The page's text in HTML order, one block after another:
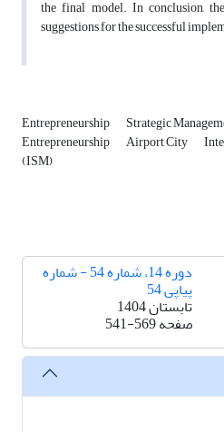
the final model. In conclusion,
suggestions for the successful
Entrepreneurship Strategic
Entrepreneurship Airport City
(ISM)
دوره 14، شماره 54 - شماره
پیاپی 54
تابستان 1404
صفحه541-569